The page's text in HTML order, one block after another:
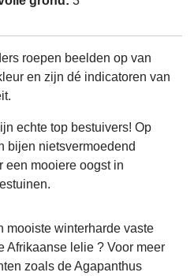
roepen beelden op van
en zijn dé indicatoren van
echte top bestuivers! Op
bijen nietsvermoedend
een mooiere oogst in
mooiste winterharde vaste
Afrikaanse lelie ? Voor meer
zoals de Agapanthus